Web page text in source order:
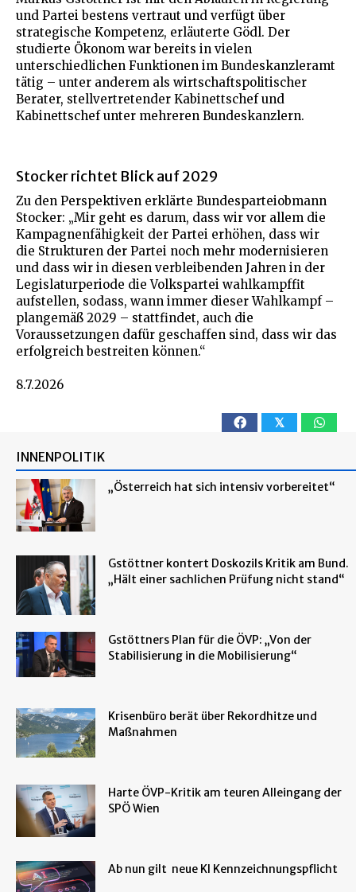
und Partei bestens vertraut und verfügt über
strategische Kompetenz, erläuterte Gödl. Der
studierte Ökonom war bereits in vielen
unterschiedlichen Funktionen im Bundeskanzleramt
tätig – unter anderem als wirtschaftspolitischer
Berater, stellvertretender Kabinettschef und
Kabinettschef unter mehreren Bundeskanzlern.
Stocker richtet Blick auf 2029
Zu den Perspektiven erklärte Bundesparteiobmann
Stocker: „Mir geht es darum, dass wir vor allem die
Kampagnenfähigkeit der Partei erhöhen, dass wir
die Strukturen der Partei noch mehr modernisieren
und dass wir in diesen verbleibenden Jahren in der
Legislaturperiode die Volkspartei wahlkampffit
aufstellen, sodass, wann immer dieser Wahlkampf –
plangemäß 2029 – stattfindet, auch die
Voraussetzungen dafür geschaffen sind, dass wir das
erfolgreich bestreiten können.“
8.7.2026
𝕏
INNENPOLITIK
„Österreich hat sich intensiv vorbereitet“
Gstöttner kontert Doskozils Kritik am Bund.
„Hält einer sachlichen Prüfung nicht stand“
Gstöttners Plan für die ÖVP: „Von der
Stabilisierung in die Mobilisierung“
Krisenbüro berät über Rekordhitze und
Maßnahmen
Harte ÖVP-Kritik am teuren Alleingang der
SPÖ Wien
Ab nun gilt neue KI Kennzeichnungspflicht